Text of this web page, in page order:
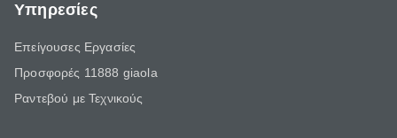
Υπηρεσίες
Επείγουσες Εργασίες
Προσφορές 11888 giaola
Ραντεβού με Τεχνικούς